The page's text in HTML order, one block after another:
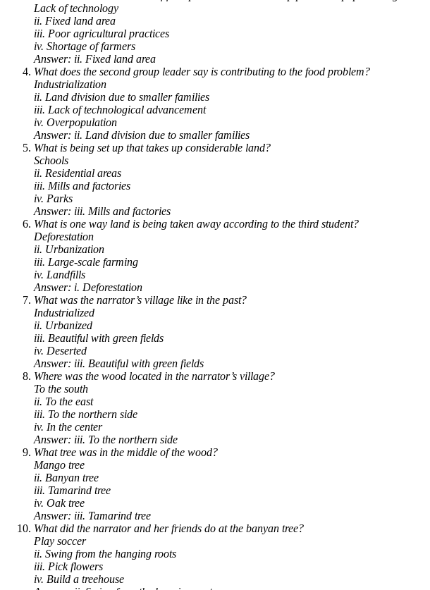
Lack of technology
ii. Fixed land area
iii. Poor agricultural practices
iv. Shortage of farmers
Answer: ii. Fixed land area
What does the second group leader say is contributing to the food problem?
Industrialization
ii. Land division due to smaller families
iii. Lack of technological advancement
iv. Overpopulation
Answer: ii. Land division due to smaller families
What is being set up that takes up considerable land?
Schools
ii. Residential areas
iii. Mills and factories
iv. Parks
Answer: iii. Mills and factories
What is one way land is being taken away according to the third student?
Deforestation
ii. Urbanization
iii. Large-scale farming
iv. Landfills
Answer: i. Deforestation
What was the narrator’s village like in the past?
Industrialized
ii. Urbanized
iii. Beautiful with green fields
iv. Deserted
Answer: iii. Beautiful with green fields
Where was the wood located in the narrator’s village?
To the south
ii. To the east
iii. To the northern side
iv. In the center
Answer: iii. To the northern side
What tree was in the middle of the wood?
Mango tree
ii. Banyan tree
iii. Tamarind tree
iv. Oak tree
Answer: iii. Tamarind tree
What did the narrator and her friends do at the banyan tree?
Play soccer
ii. Swing from the hanging roots
iii. Pick flowers
iv. Build a treehouse